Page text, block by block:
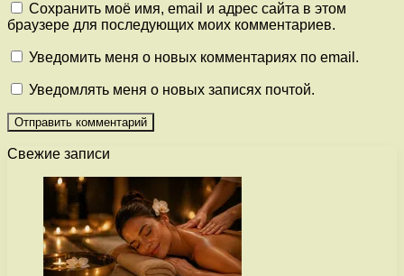
Сохранить моё имя, email и адрес сайта в этом
браузере для последующих моих комментариев.
Уведомить меня о новых комментариях по email.
Уведомлять меня о новых записях почтой.
Свежие записи